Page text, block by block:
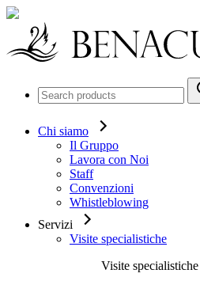
Chi siamo
Il Gruppo
Lavora con Noi
Staff
Convenzioni
Whistleblowing
Servizi
Visite specialistiche
Visite specialistiche